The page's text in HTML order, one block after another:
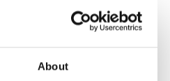
About